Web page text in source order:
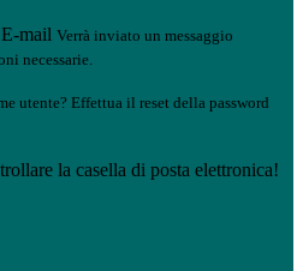
E-mail Verrà inviato un messaggio
necessarie.
utente? Effettua il reset della password
la casella di posta elettronica!